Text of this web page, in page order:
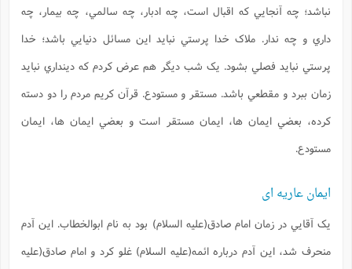
نباشد؛ چه آنجايي که اقبال است، چه ادبار، چه سالمي، چه بيمار، چه
داري و چه ندار. ملاک خدا پرستي نبايد اين مسائل دنيايي باشد؛ خدا
پرستي نبايد فصلي بشود. يک شب ديگر هم عرض کردم که دينداري نبايد
زمان ببرد و مقطعي باشد. مستقر و مستودع. قرآن کريم مردم را دو دسته
کرده، بعضي ايمان ها، ايمان مستقر است و بعضي ايمان ها، ايمان
مستودع.
ایمان عاریه ای
يک آقايي در زمان امام صادق(علیه السلام) بود به نام ابوالخطاب. اين آدم
منحرف شد، اين آدم درباره ائمه(علیه السلام) غلو کرد و امام صادق(علیه